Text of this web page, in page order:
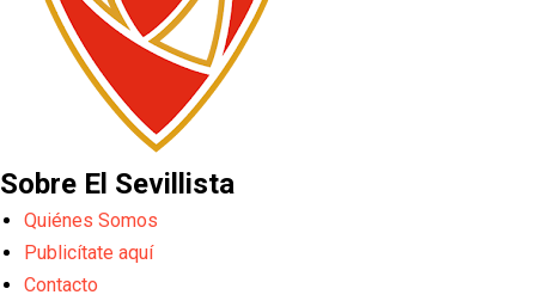
Sobre El Sevillista
Quiénes Somos
Publicítate aquí
Contacto